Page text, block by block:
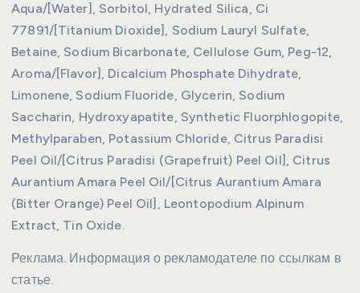
Aqua/[Water], Sorbitol, Hydrated Silica, Ci
77891/[Titanium Dioxide], Sodium Lauryl Sulfate,
Betaine, Sodium Bicarbonate, Cellulose Gum, Peg-12,
Aroma/[Flavor], Dicalcium Phosphate Dihydrate,
Limonene, Sodium Fluoride, Glycerin, Sodium
Saccharin, Hydroxyapatite, Synthetic Fluorphlogopite,
Methylparaben, Potassium Chloride, Citrus Paradisi
Peel Oil/[Citrus Paradisi (Grapefruit) Peel Oil], Citrus
Aurantium Amara Peel Oil/[Citrus Aurantium Amara
(Bitter Orange) Peel Oil], Leontopodium Alpinum
Extract, Tin Oxide.
Реклама. Информация о рекламодателе по ссылкам в
статье.